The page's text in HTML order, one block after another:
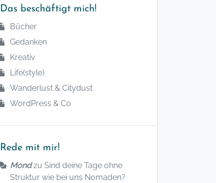
Das beschäftigt mich!
Bücher
Gedanken
Kreativ
Life(style)
Wanderlust & Citydust
WordPress & Co
Rede mit mir!
Mondzu Sind deine Tage ohne
Struktur wie bei uns Nomaden?